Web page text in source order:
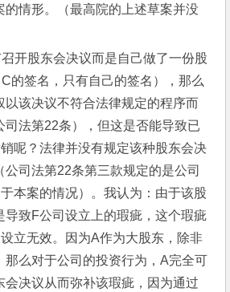
的情形。（最高院的上述草案并没
开股东会决议而是自己做了一份股
的签名，只有自己的签名），那么
以该决议不符合法律规定的程序而
司法第22条），但这是否能导致已
呢？法律并没有规定该种股东会决
司法第22条第三款规定的是公司
于本案的情况）。我认为：由于该股
导致F公司设立上的瑕疵，这个瑕疵
立无效。因为A作为大股东，除非
那么对于公司的投资行为，A完全可
会决议从而弥补该瑕疵，因为通过